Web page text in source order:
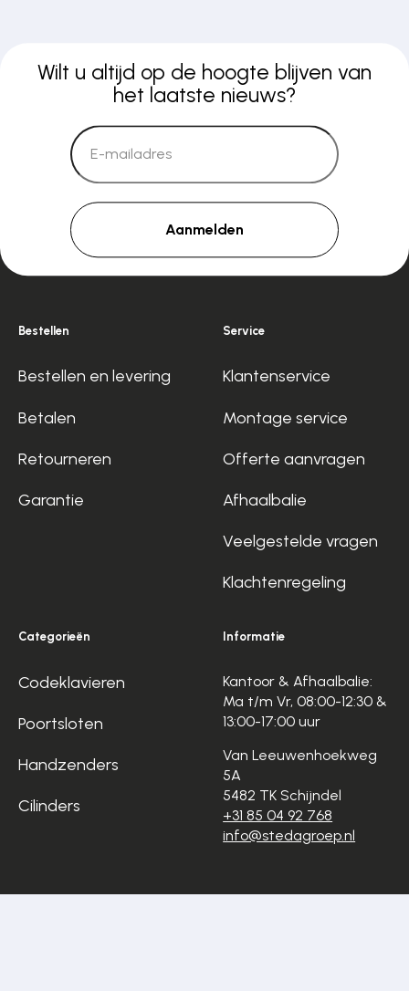
Wilt u altijd op de hoogte blijven van
het laatste nieuws?
Aanmelden
Bestellen
Bestellen en levering
Betalen
Retourneren
Garantie
Service
Klantenservice
Montage service
Offerte aanvragen
Afhaalbalie
Veelgestelde vragen
Klachtenregeling
Categorieën
Codeklavieren
Poortsloten
Handzenders
Cilinders
Informatie
Kantoor & Afhaalbalie:
Ma t/m Vr, 08:00-12:30 &
13:00-17:00 uur
Van Leeuwenhoekweg
5A
5482 TK Schijndel
+31 85 04 92 768
info@stedagroep.nl